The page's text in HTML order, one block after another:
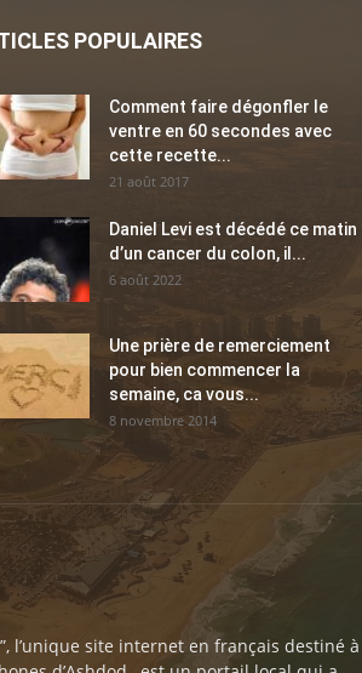
POPULAIRES
Comment faire dégonfler le
ventre en 60 secondes avec
cette recette...
21 août 2017
Daniel Levi est décédé ce matin
d’un cancer du colon, il...
6 août 2022
Une prière de remerciement
pour bien commencer la
semaine, ca vous...
8 novembre 2014
l’unique site internet en français destiné à